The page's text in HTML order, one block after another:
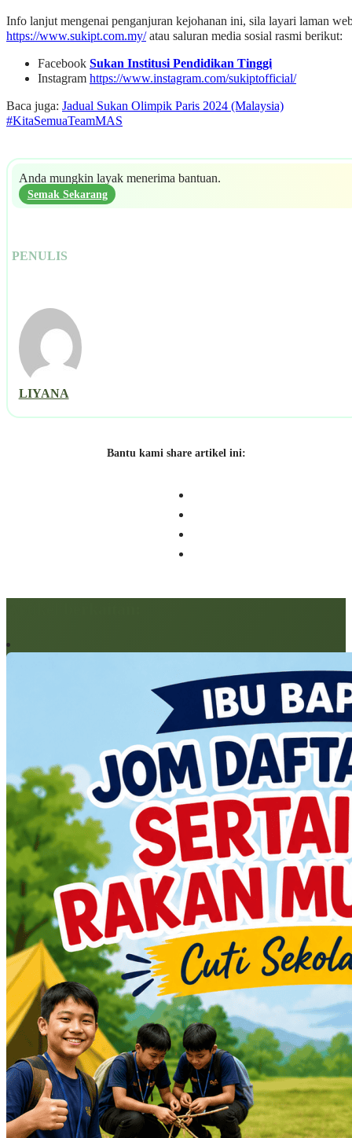
Info lanjut mengenai penganjuran kejohanan ini, sila layari laman
https://www.sukipt.com.my/atau saluran media sosial rasmi berikut:
Facebook Sukan Institusi Pendidikan Tinggi
Instagram https://www.instagram.com/sukiptofficial/
Baca juga: Jadual Sukan Olimpik Paris 2024 (Malaysia)
#KitaSemuaTeamMAS
Anda mungkin layak menerima bantuan.
Semak Sekarang
PENULIS
LIYANA
Bantu kami share artikel ini: